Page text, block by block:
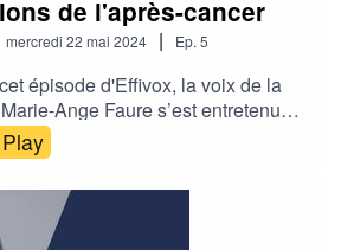
de l'après-cancer
mercredi 22 mai 2024 | Ep. 5
épisode d'Effivox, la voix de la
Ange Faure s’est entretenue
fondatrice et Présidente de
SKIN qui aide les femmes et les
par un cancer à se
son témoignage et son
mais aussi pourquoi il est si
Play